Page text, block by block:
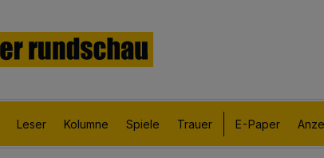
Leser Kolumne Spiele Trauer E-Paper